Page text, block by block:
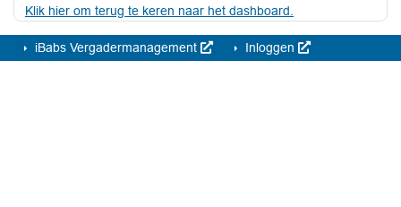
Klik hier om terug te keren naar het dashboard.
iBabs Vergadermanagement Inloggen